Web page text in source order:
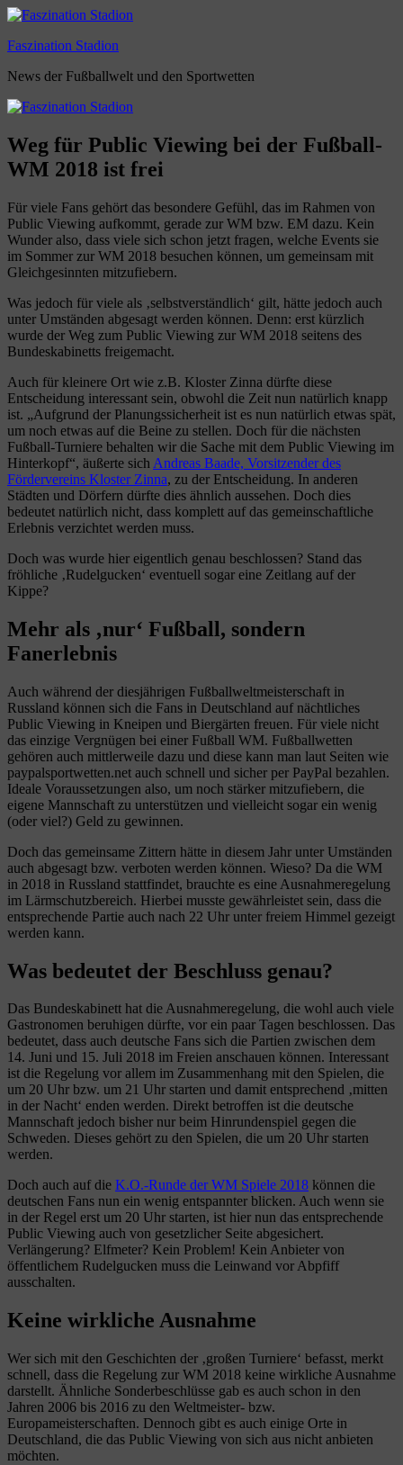
Zum
springen
Faszination Stadion
News der Fußballwelt und den Sportwetten
Weg für Public Viewing bei der Fußball-
WM 2018 ist frei
Für viele Fans gehört das besondere Gefühl, das im Rahmen von
Public Viewing aufkommt, gerade zur WM bzw. EM dazu. Kein
Wunder also, dass viele sich schon jetzt fragen, welche Events sie
im Sommer zur WM 2018 besuchen können, um gemeinsam mit
Gleichgesinnten mitzufiebern.
Was jedoch für viele als ‚selbstverständlich‘ gilt, hätte jedoch auch
unter Umständen abgesagt werden können. Denn: erst kürzlich
wurde der Weg zum Public Viewing zur WM 2018 seitens des
Bundeskabinetts freigemacht.
Auch für kleinere Ort wie z.B. Kloster Zinna dürfte diese
Entscheidung interessant sein, obwohl die Zeit nun natürlich knapp
ist. „Aufgrund der Planungssicherheit ist es nun natürlich etwas spät,
um noch etwas auf die Beine zu stellen. Doch für die nächsten
Fußball-Turniere behalten wir die Sache mit dem Public Viewing im
Hinterkopf“, äußerte sich Andreas Baade, Vorsitzender des
Fördervereins Kloster Zinna, zu der Entscheidung. In anderen
Städten und Dörfern dürfte dies ähnlich aussehen. Doch dies
bedeutet natürlich nicht, dass komplett auf das gemeinschaftliche
Erlebnis verzichtet werden muss.
Doch was wurde hier eigentlich genau beschlossen? Stand das
fröhliche ‚Rudelgucken‘ eventuell sogar eine Zeitlang auf der
Kippe?
Mehr als ‚nur‘ Fußball, sondern
Fanerlebnis
Auch während der diesjährigen Fußballweltmeisterschaft in
Russland können sich die Fans in Deutschland auf nächtliches
Public Viewing in Kneipen und Biergärten freuen. Für viele nicht
das einzige Vergnügen bei einer Fußball WM. Fußballwetten
gehören auch mittlerweile dazu und diese kann man laut Seiten wie
paypalsportwetten.net auch schnell und sicher per PayPal bezahlen.
Ideale Voraussetzungen also, um noch stärker mitzufiebern, die
eigene Mannschaft zu unterstützen und vielleicht sogar ein wenig
(oder viel?) Geld zu gewinnen.
Doch das gemeinsame Zittern hätte in diesem Jahr unter Umständen
auch abgesagt bzw. verboten werden können. Wieso? Da die WM
in 2018 in Russland stattfindet, brauchte es eine Ausnahmeregelung
im Lärmschutzbereich. Hierbei musste gewährleistet sein, dass die
entsprechende Partie auch nach 22 Uhr unter freiem Himmel gezeigt
werden kann.
Was bedeutet der Beschluss genau?
Das Bundeskabinett hat die Ausnahmeregelung, die wohl auch viele
Gastronomen beruhigen dürfte, vor ein paar Tagen beschlossen. Das
bedeutet, dass auch deutsche Fans sich die Partien zwischen dem
14. Juni und 15. Juli 2018 im Freien anschauen können. Interessant
ist die Regelung vor allem im Zusammenhang mit den Spielen, die
um 20 Uhr bzw. um 21 Uhr starten und damit entsprechend ‚mitten
in der Nacht‘ enden werden. Direkt betroffen ist die deutsche
Mannschaft jedoch bisher nur beim Hinrundenspiel gegen die
Schweden. Dieses gehört zu den Spielen, die um 20 Uhr starten
werden.
Doch auch auf die K.O.-Runde der WM Spiele 2018 können die
deutschen Fans nun ein wenig entspannter blicken. Auch wenn sie
in der Regel erst um 20 Uhr starten, ist hier nun das entsprechende
Public Viewing auch von gesetzlicher Seite abgesichert.
Verlängerung? Elfmeter? Kein Problem! Kein Anbieter von
öffentlichem Rudelgucken muss die Leinwand vor Abpfiff
ausschalten.
Keine wirkliche Ausnahme
Wer sich mit den Geschichten der ‚großen Turniere‘ befasst, merkt
schnell, dass die Regelung zur WM 2018 keine wirkliche Ausnahme
darstellt. Ähnliche Sonderbeschlüsse gab es auch schon in den
Jahren 2006 bis 2016 zu den Weltmeister- bzw.
Europameisterschaften. Dennoch gibt es auch einige Orte in
Deutschland, die das Public Viewing von sich aus nicht anbieten
möchten.